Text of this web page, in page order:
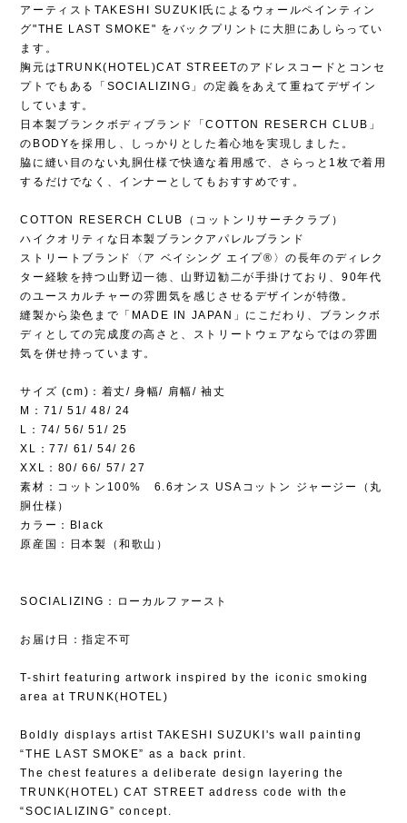
アーティストTAKESHI SUZUKI氏によるウォールペインティン
グ"THE LAST SMOKE" をバックプリントに大胆にあしらってい
ます。
胸元はTRUNK(HOTEL)CAT STREETのアドレスコードとコンセ
プトでもある「SOCIALIZING」の定義をあえて重ねてデザイン
しています。
日本製ブランクボディブランド「COTTON RESERCH CLUB」
のBODYを採用し、しっかりとした着心地を実現しました。
脇に縫い目のない丸胴仕様で快適な着用感で、さらっと1枚で着用
するだけでなく、インナーとしてもおすすめです。
COTTON RESERCH CLUB（コットンリサーチクラブ）
ハイクオリティな日本製ブランクアパレルブランド
ストリートブランド〈ア ベイシング エイプ®〉の長年のディレク
ター経験を持つ山野辺一徳、山野辺勧二が手掛けており、90年代
のユースカルチャーの雰囲気を感じさせるデザインが特徴。
縫製から染色まで「MADE IN JAPAN」にこだわり、ブランクボ
ディとしての完成度の高さと、ストリートウェアならではの雰囲
気を併せ持っています。
サイズ (cm)：着丈/ 身幅/ 肩幅/ 袖丈
M：71/ 51/ 48/ 24
L：74/ 56/ 51/ 25
XL：77/ 61/ 54/ 26
XXL：80/ 66/ 57/ 27
素材：コットン100% 6.6オンス USAコットン ジャージー（丸
胴仕様）
カラー：Black
原産国：日本製（和歌山）
SOCIALIZING：ローカルファースト
お届け日：指定不可
T-shirt featuring artwork inspired by the iconic smoking
area at TRUNK(HOTEL)
Boldly displays artist TAKESHI SUZUKI's wall painting
“THE LAST SMOKE” as a back print.
The chest features a deliberate design layering the
TRUNK(HOTEL) CAT STREET address code with the
“SOCIALIZING” concept.